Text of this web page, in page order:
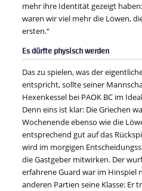
mehr ihre Identität gezeigt
waren wir viel mehr die Löwen,
ersten.“
Es dürfte physisch werden
Das zu spielen, was der
entspricht, sollte seiner
Hexenkessel bei PAOK BC im
Denn eins ist klar: Die Griechen
Wochenende ebenso wie die
entsprechend gut auf das
wird im morgigen
die Gastgeber mitwirken. Der
erfahrene Guard war im Hinspiel
anderen Partien seine Klasse: Er